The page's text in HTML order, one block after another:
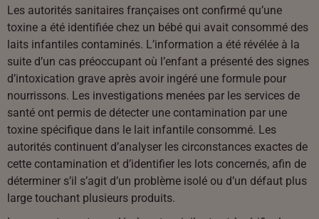
Les autorités sanitaires françaises ont confirmé qu’une
toxine a été identifiée chez un bébé qui avait consommé des
laits infantiles contaminés. L’information a été révélée à la
suite d’un cas préoccupant où l’enfant a présenté des signes
d’intoxication grave après avoir ingéré une formule pour
nourrissons. Les investigations menées par les services de
santé ont permis de détecter une contamination par une
toxine spécifique dans le lait infantile consommé. Les
autorités continuent d’analyser les circonstances exactes de
cette contamination et d’identifier les lots concernés, afin de
déterminer s’il s’agit d’un problème isolé ou d’un défaut plus
large touchant plusieurs produits.